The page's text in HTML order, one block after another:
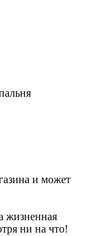
и может
жизненная
ни на что!